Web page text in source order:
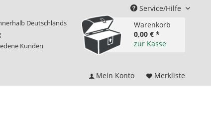
Service/Hilfe
Deutschlands
Kunden
Warenkorb
0,00 € *
zur Kasse
Mein Konto Merkliste